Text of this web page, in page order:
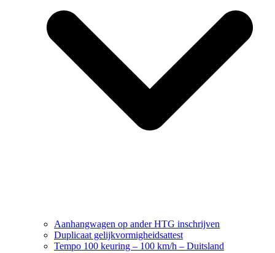
Aanhangwagen op ander HTG inschrijven
Duplicaat gelijkvormigheidsattest
Tempo 100 keuring – 100 km/h – Duitsland